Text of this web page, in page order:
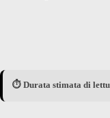
⏱️ Durata stimata di